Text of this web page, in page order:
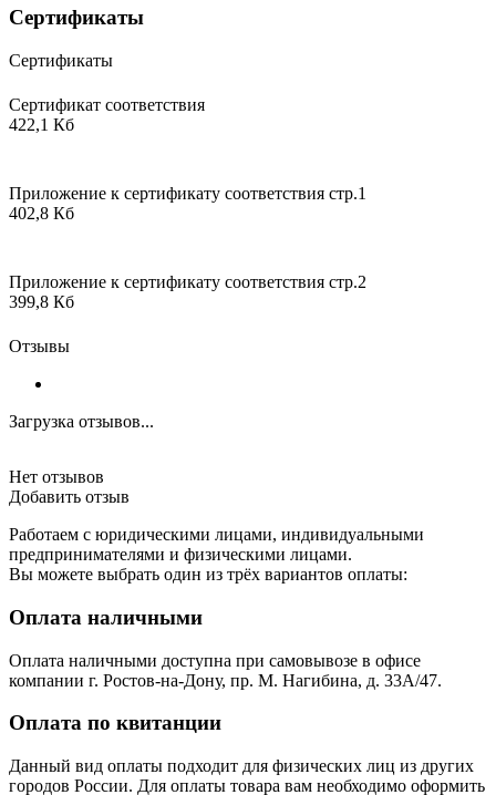
Сертификаты
Сертификаты
Сертификат соответствия
422,1 Кб
Приложение к сертификату соответствия стр.1
402,8 Кб
Приложение к сертификату соответствия стр.2
399,8 Кб
Отзывы
Загрузка отзывов...
Нет отзывов
Добавить отзыв
Работаем с юридическими лицами, индивидуальными
предпринимателями и физическими лицами.
Вы можете выбрать один из трёх вариантов оплаты:
Оплата наличными
Оплата наличными доступна при самовывозе в офисе
компании г. Ростов-на-Дону, пр. М. Нагибина, д. 33А/47.
Оплата по квитанции
Данный вид оплаты подходит для физических лиц из других
городов России. Для оплаты товара вам необходимо оформить